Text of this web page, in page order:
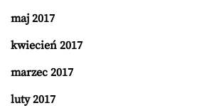
maj 2017
kwiecień 2017
marzec 2017
luty 2017